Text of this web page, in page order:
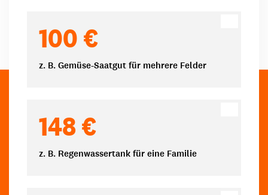
100 €
z. B. Gemüse-Saatgut für mehrere Felder
148 €
z. B. Regenwassertank für eine Familie